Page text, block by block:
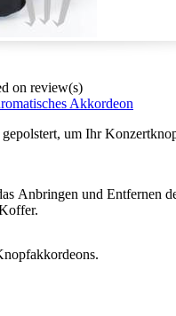
on review(s)
Akkordeon
um Ihr
Anbringen und Entfernen